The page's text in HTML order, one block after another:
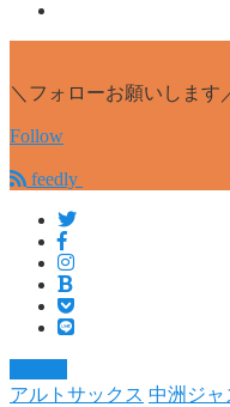
＼フォローお願いします
Follow
feedly
アルトサックス 中洲ジャ